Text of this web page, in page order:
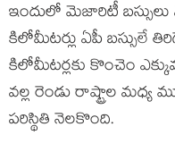
ఇందులో మెజారిటీ బ‌స్సులు
కిలోమీట‌ర్లు ఏపీ బ‌స్సులే
కిలోమీట‌ర్ల‌కు కొంచెం
వ‌ల్ల రెండు రాష్ట్రాల మ‌ధ్య
ప‌రిస్థితి నెల‌కొంది.